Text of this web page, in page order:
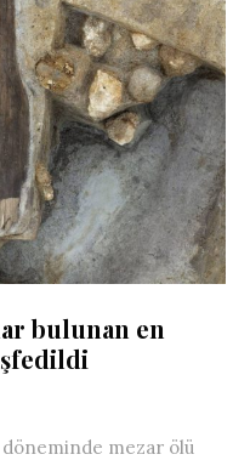
bulunan en
mezar ölü